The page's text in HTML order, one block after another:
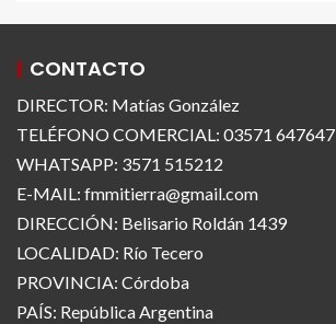
CONTACTO
DIRECTOR: Matías González
TELÉFONO COMERCIAL: 03571 647647
WHATSAPP: 3571 515212
E-MAIL: fmmitierra@gmail.com
DIRECCIÓN: Belisario Roldán 1439
LOCALIDAD: Río Tecero
PROVINCIA: Córdoba
PAÍS: República Argentina